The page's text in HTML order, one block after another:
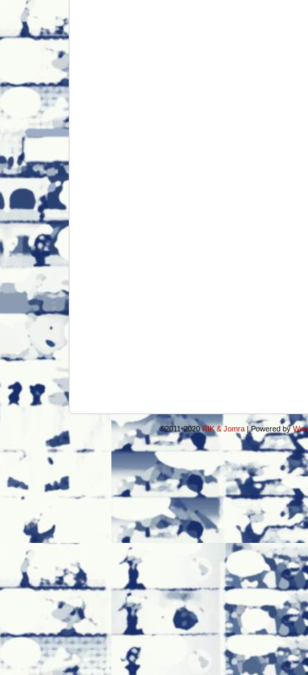
©2011-2020RIK & Jomra |Powered by